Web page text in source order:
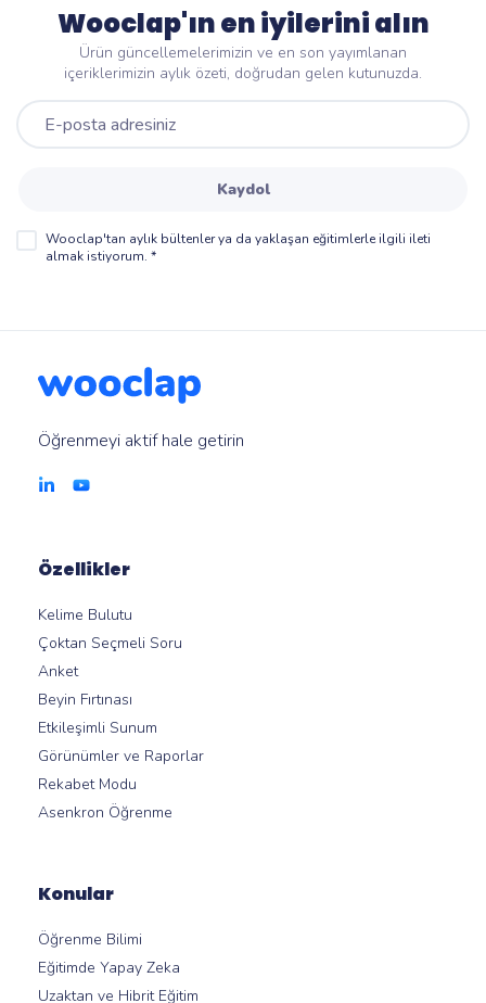
Wooclap'ın en iyilerini alın
Ürün güncellemelerimizin ve en son yayımlanan
içeriklerimizin aylık özeti, doğrudan gelen kutunuzda.
Kaydol
Wooclap'tan aylık bültenler ya da yaklaşan eğitimlerle ilgili ileti
almak istiyorum. *
Öğrenmeyi aktif hale getirin
Özellikler
Kelime Bulutu
Çoktan Seçmeli Soru
Anket
Beyin Fırtınası
Etkileşimli Sunum
Görünümler ve Raporlar
Rekabet Modu
Asenkron Öğrenme
Konular
Öğrenme Bilimi
Eğitimde Yapay Zeka
Uzaktan ve Hibrit Eğitim